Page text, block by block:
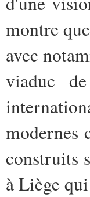
montre
avec
viaduc
modernes
construits
à Liège